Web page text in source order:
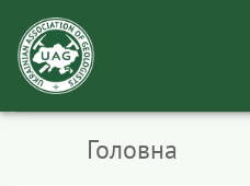
Головна